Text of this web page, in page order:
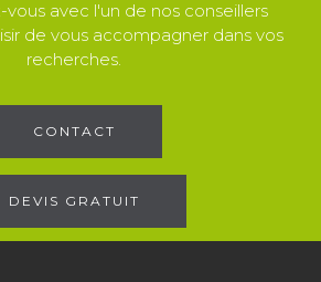
avec l'un de nos conseillers
de vous accompagner dans vos
recherches.
CONTACT
DEVIS GRATUIT